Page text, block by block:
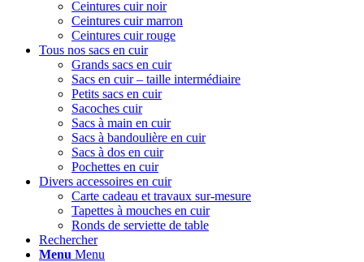
Ceintures cuir noir
Ceintures cuir marron
Ceintures cuir rouge
Tous nos sacs en cuir
Grands sacs en cuir
Sacs en cuir – taille intermédiaire
Petits sacs en cuir
Sacoches cuir
Sacs à main en cuir
Sacs à bandoulière en cuir
Sacs à dos en cuir
Pochettes en cuir
Divers accessoires en cuir
Carte cadeau et travaux sur-mesure
Tapettes à mouches en cuir
Ronds de serviette de table
Rechercher
Menu Menu